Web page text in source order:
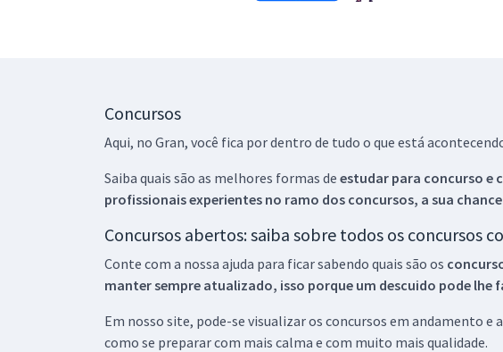
Concursos
Aqui, no Gran, você fica por dentro de tudo o que está
Saiba quais são as melhores formas de estudar para concurso e
profissionais experientes no ramo dos concursos, a sua
Concursos abertos: saiba sobre todos os concursos
Conte com a nossa ajuda para ficar sabendo quais são os
manter sempre atualizado, isso porque um descuido pode lhe
Em nosso site, pode-se visualizar os concursos em andamento
como se preparar com mais calma e com muito mais qualidade.